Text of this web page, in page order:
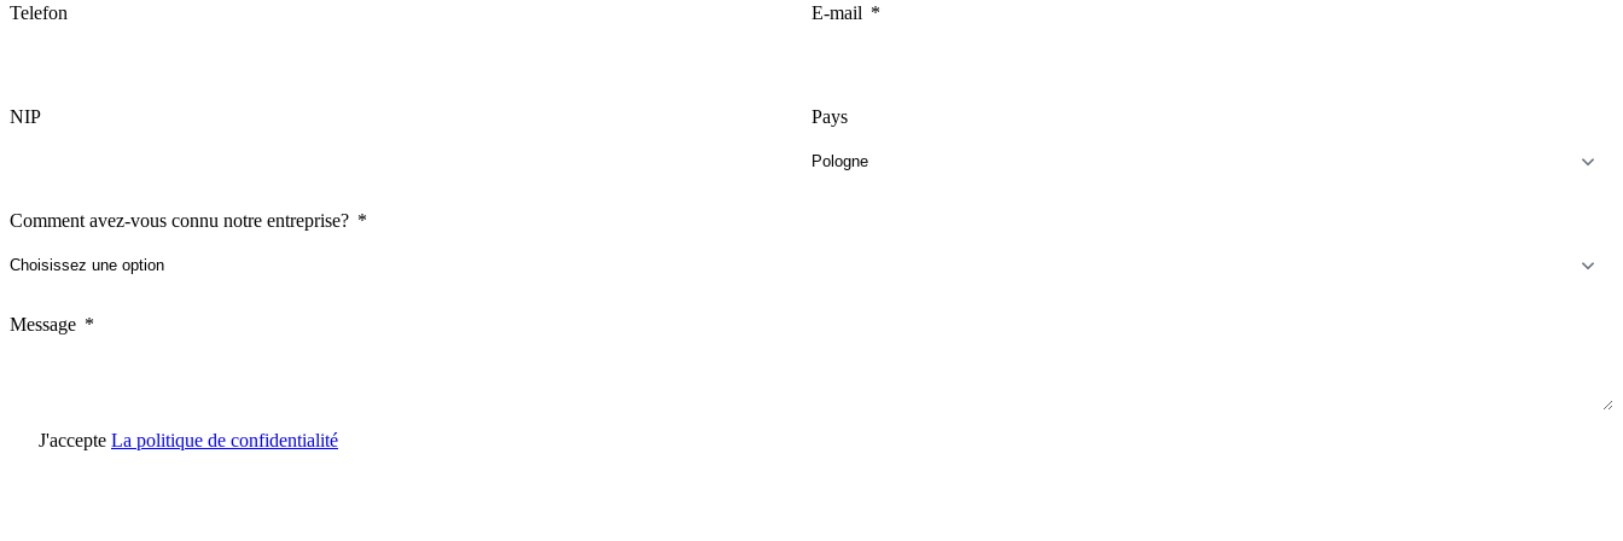
Telefon E-mail
NIP Pays
Comment avez-vous connu notre entreprise?
Message
J'accepte La politique de confidentialité